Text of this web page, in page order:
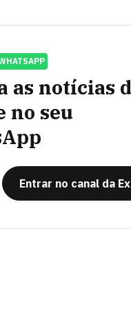
as notícias
no seu
Entrar no canal da